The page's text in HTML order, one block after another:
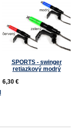
SPORTS - swinger
retiazkový modrý
6,30 €